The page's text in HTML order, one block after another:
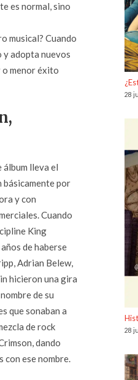
es normal, sino
musical? Cuando
y adopta nuevos
o menor éxito
álbum lleva el
básicamente por
y con
Cuando
King
de haberse
Adrian Belew,
hicieron una gira
de su
que sonaban a
de rock
dando
con ese nombre.
28
28